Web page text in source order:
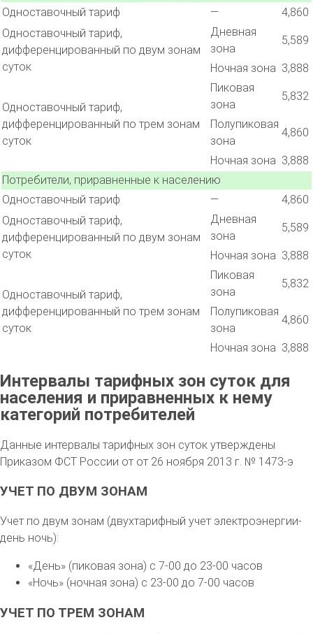
Одноставочный тариф
—
4,860
Одноставочный тариф,
дифференцированный по двум зонам
суток
Дневная
зона
5,589
Ночная зона 3,888
Одноставочный тариф,
дифференцированный по трем зонам
суток
Пиковая
зона
5,832
Полупиковая
зона
4,860
Ночная зона 3,888
Потребители, приравненные к населению
Одноставочный тариф
—
4,860
Одноставочный тариф,
дифференцированный по двум зонам
суток
Дневная
зона
5,589
Ночная зона 3,888
Одноставочный тариф,
дифференцированный по трем зонам
суток
Пиковая
зона
5,832
Полупиковая
зона
4,860
Ночная зона 3,888
Интервалы тарифных зон суток для
населения и приравненных к нему
категорий потребителей
Данные интервалы тарифных зон суток утверждены
Приказом ФСТ России от от 26 ноября 2013 г. № 1473-э
УЧЕТ ПО ДВУМ ЗОНАМ
Учет по двум зонам (двухтарифный учет электроэнергии-
день ночь):
«День» (пиковая зона) с 7-00 до 23-00 часов
«Ночь» (ночная зона) с 23-00 до 7-00 часов
УЧЕТ ПО ТРЕМ ЗОНАМ